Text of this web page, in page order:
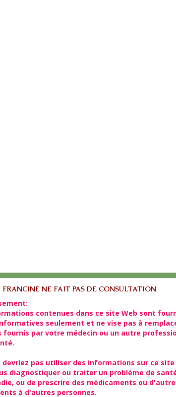
FRANCINE NE FAIT PAS DE CONSULTATION
contenues dans ce site Web sont
seulement et ne vise pas à
fournis par votre médecin ou un autre
devriez pas utiliser des informations sur ce site
diagnostiquer ou traiter un problème de
ou de prescrire des médicaments ou
à d'autres personnes.